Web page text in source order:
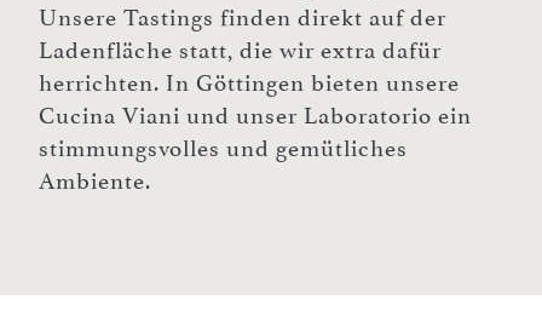
Unsere Tastings finden direkt auf der
Ladenfläche statt, die wir extra dafür
herrichten. In Göttingen bieten unsere
Cucina Viani und unser Laboratorio ein
stimmungsvolles und gemütliches
Ambiente.